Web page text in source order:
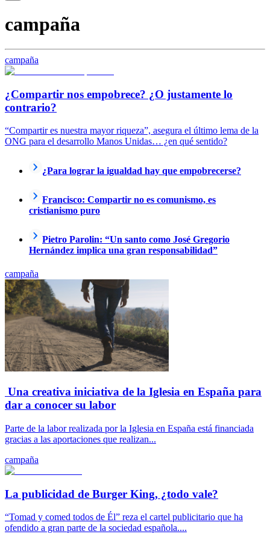
campaña
campaña
¿Compartir nos empobrece? ¿O justamente lo
contrario?
“Compartir es nuestra mayor riqueza”, asegura el último lema de la
ONG para el desarrollo Manos Unidas… ¿en qué sentido?
¿Para lograr la igualdad hay que empobrecerse?
Francisco: Compartir no es comunismo, es
cristianismo puro
Pietro Parolin: “Un santo como José Gregorio
Hernández implica una gran responsabilidad”
campaña
Una creativa iniciativa de la Iglesia en España para
dar a conocer su labor
Parte de la labor realizada por la Iglesia en España está financiada
gracias a las aportaciones que realizan...
campaña
La publicidad de Burger King, ¿todo vale?
“Tomad y comed todos de Él” reza el cartel publicitario que ha
ofendido a gran parte de la sociedad española....